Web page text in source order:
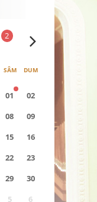
2
SÂM DUM
01
02
08
09
15
16
22
23
29
30
5 6